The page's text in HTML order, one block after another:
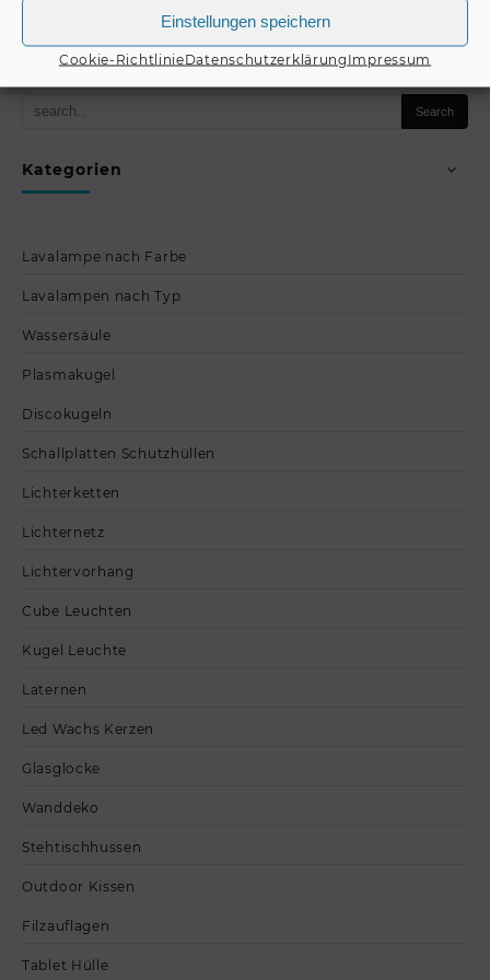
Einstellungen speichern
Cookie-RichtlinieDatenschutzerklärung Impressum
Kategorien
Lavalampe nach Farbe
Lavalampen nach Typ
Wassersäule
Plasmakugel
Discokugeln
Schallplatten Schutzhüllen
Lichterketten
Lichternetz
Lichtervorhang
Cube Leuchten
Kugel Leuchte
Laternen
Led Wachs Kerzen
Glasglocke
Wanddeko
Stehtischhussen
Outdoor Kissen
Filzauflagen
Tablet Hülle
Produkt kaufen
Produkt kaufen